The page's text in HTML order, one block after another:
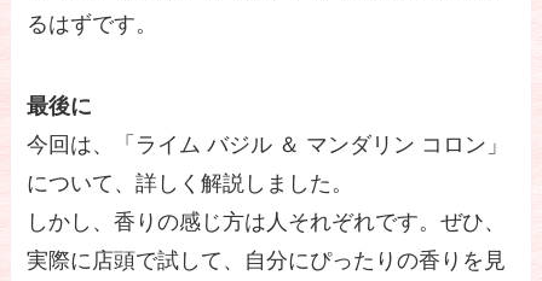
るはずです。
最後に
今回は、「ライム バジル ＆ マンダリン コロン」
について、詳しく解説しました。
しかし、香りの感じ方は人それぞれです。ぜひ、
実際に店頭で試して、自分にぴったりの香りを見